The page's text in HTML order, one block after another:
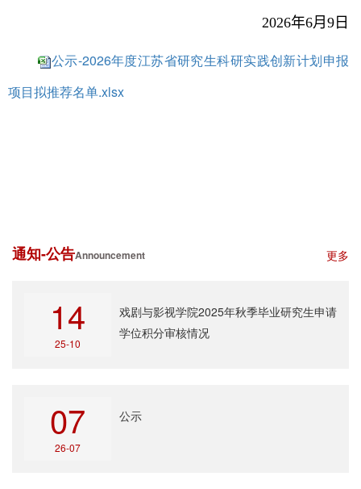
2026年6月9日
公示-2026年度江苏省研究生科研实践创新计划申报
项目拟推荐名单.xlsx
通知-公告Announcement 更多
14
25-10
戏剧与影视学院2025年秋季毕业研究生申请
学位积分审核情况
07
26-07
公示